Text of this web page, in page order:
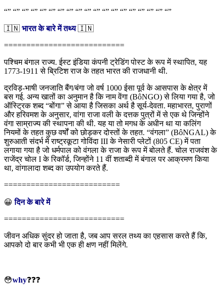
“” “” “” “” “” “” “” “” “” “” “” “” “” “” “” “” “” “” “”
🇮🇳 भारत के बारे में तथ्य 🇮🇳
===========================
पश्चिम बंगाल राज्य. ईस्ट इंडिया कंपनी ट्रेडिंग पोस्ट के रूप में स्थापित, यह
1773-1911 से ब्रिटिश राज के तहत भारत की राजधानी थी.
द्रविड़-भाषी जनजाति बैंग/बंगा जो वर्ष 1000 ईसा पूर्व के आसपास के क्षेत्र में
बस गई. अन्य खातों का अनुमान है कि नाम वेंगा (BôNGO) से लिया गया है, जो
ऑस्ट्रिक शब्द “बोंगा” से आया है जिसका अर्थ है सूर्य-देवता. महाभारत, पुराणों
और हरिवमश के अनुसार, वांगा राजा वली के दत्तक पुत्रों में से एक थे जिन्होंने
वंगा साम्राज्य की स्थापना की थी. यह या तो मगध के अधीन था या कलिंग
नियमों के तहत कुछ वर्षों को छोड़कर दोस्तों के तहत. “वंगला” (BôNGAL) के
शुरुआती संदर्भ में राष्ट्रकूटा गोविंदा III के नेसारी प्लेटों (805 CE) में पता
लगाया गया है जो धर्मपाल को वंगला के राजा के रूप में बोलते हैं. चोल राजवंश के
राजेंद्र चोल I के रिकॉर्ड, जिन्होंने 11 वीं शताब्दी में बंगाल पर आक्रमण किया
था, वांगालादा शब्द का उपयोग करते हैं.
==========================
😀दिन के बारे में
===========================
जीवन अधिक सुंदर हो जाता है, जब आप सरल तथ्य का एहसास करते हैं कि,
आपको दो बार कभी भी एक ही क्षण नहीं मिलेंगे.
😳why❓❓❓